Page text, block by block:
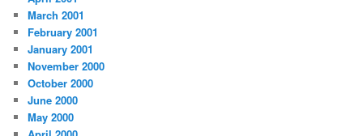
March 2001
February 2001
January 2001
November 2000
October 2000
June 2000
May 2000